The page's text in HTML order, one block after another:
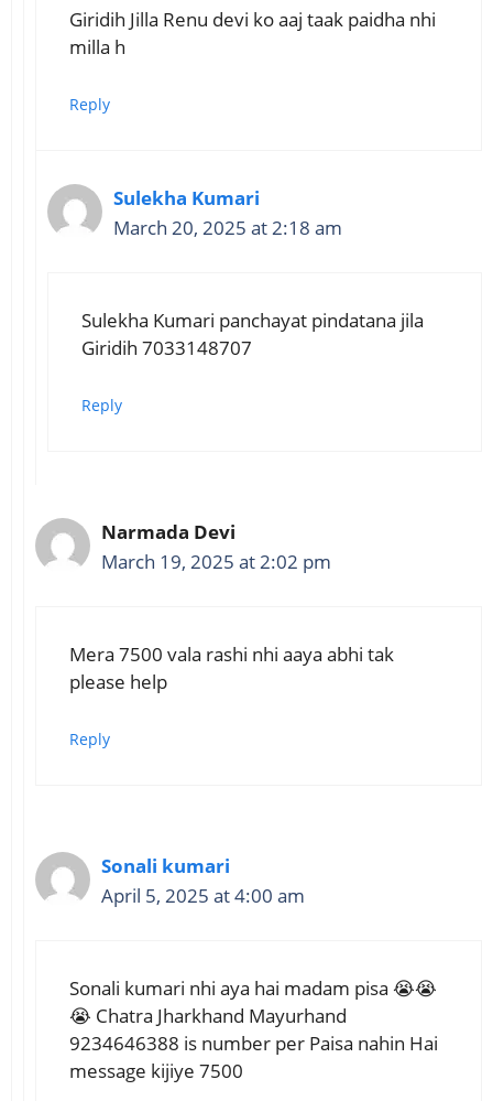
Giridih Jilla Renu devi ko aaj taak paidha nhi
milla h
Reply
Sulekha Kumari
March 20, 2025 at 2:18 am
Sulekha Kumari panchayat pindatana jila
Giridih 7033148707
Reply
Narmada Devi
March 19, 2025 at 2:02 pm
Mera 7500 vala rashi nhi aaya abhi tak
please help
Reply
Sonali kumari
April 5, 2025 at 4:00 am
Sonali kumari nhi aya hai madam pisa 😭😭
😭 Chatra Jharkhand Mayurhand
9234646388 is number per Paisa nahin Hai
message kijiye 7500